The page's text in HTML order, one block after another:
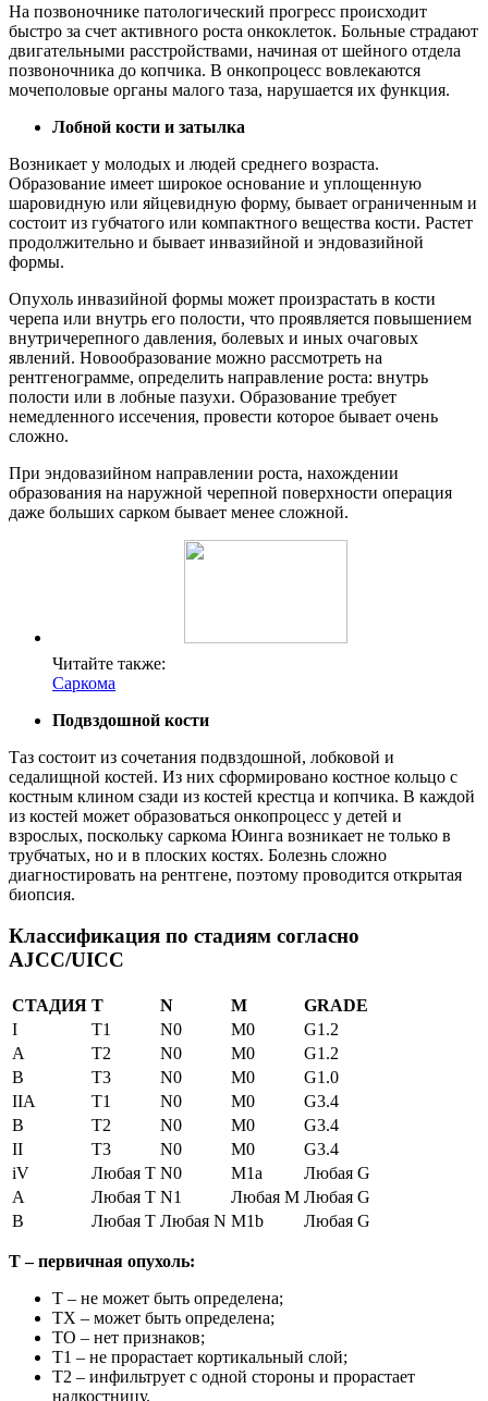
На позвоночнике патологический прогресс происходит
быстро за счет активного роста онкоклеток. Больные страдают
двигательными расстройствами, начиная от шейного отдела
позвоночника до копчика. В онкопроцесс вовлекаются
мочеполовые органы малого таза, нарушается их функция.
Лобной кости и затылка
Возникает у молодых и людей среднего возраста.
Образование имеет широкое основание и уплощенную
шаровидную или яйцевидную форму, бывает ограниченным и
состоит из губчатого или компактного вещества кости. Растет
продолжительно и бывает инвазийной и эндовазийной
формы.
Опухоль инвазийной формы может произрастать в кости
черепа или внутрь его полости, что проявляется повышением
внутричерепного давления, болевых и иных очаговых
явлений. Новообразование можно рассмотреть на
рентгенограмме, определить направление роста: внутрь
полости или в лобные пазухи. Образование требует
немедленного иссечения, провести которое бывает очень
сложно.
При эндовазийном направлении роста, нахождении
образования на наружной черепной поверхности операция
даже больших сарком бывает менее сложной.
Читайте также:
Саркома
Подвздошной кости
Таз состоит из сочетания подвздошной, лобковой и
седалищной костей. Из них сформировано костное кольцо с
костным клином сзади из костей крестца и копчика. В каждой
из костей может образоваться онкопроцесс у детей и
взрослых, поскольку саркома Юинга возникает не только в
трубчатых, но и в плоских костях. Болезнь сложно
диагностировать на рентгене, поэтому проводится открытая
биопсия.
Классификация по стадиям согласно
AJCC/UICC
СТАДИЯ T N M
GRADE
I
Т1 N0 M0
G1.2
A
Т2 N0 M0
G1.2
B
Т3 N0 M0
G1.0
IIA
Т1 N0 M0
G3.4
B
Т2 N0 M0
G3.4
II
Т3 N0 M0
G3.4
iV
Любая Т N0 M1а
Любая G
A
Любая Т N1 Любая М Любая G
B
Любая Т Любая N М1b Любая G
Т – первичная опухоль:
Т – не может быть определена;
ТХ – может быть определена;
ТО – нет признаков;
Т1 – не прорастает кортикальный слой;
Т2 – инфильтрует с одной стороны и прорастает
надкостницу.